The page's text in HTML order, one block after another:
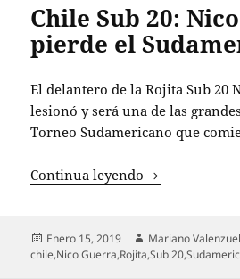
Chile Sub 20:
pierde el
El delantero de la Rojita Sub 20
lesionó y será una de las
Torneo Sudamericano que
Continua leyendo Chile Sub 20:
Publicado
el
Enero 15, 2019 Autor
Mariano
chile,Nico Guerra,Rojita,Sub 20,